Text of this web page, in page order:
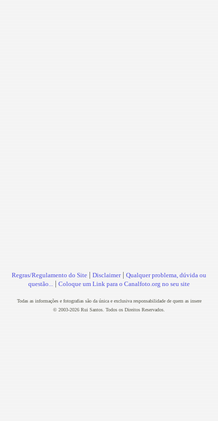
Regras/Regulamento do Site | Disclaimer| Qualquer problema, dúvida ou
questão... | Coloque um Link para o Canalfoto.org no seu site
Todas as informações e fotografias são da única e exclusiva responsabilidade de quem as insere
© 2003-2026 Rui Santos. Todos os Direitos Reservados.